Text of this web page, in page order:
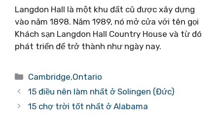
Langdon Hall là một khu đất cũ được xây dựng
vào năm 1898. Năm 1989, nó mở cửa với tên gọi
Khách sạn Langdon Hall Country House và từ đó
phát triển để trở thành như ngày nay.
Danh
mục
Cambridge,Ontario
15 điều nên làm nhất ở Solingen (Đức)
15 chợ trời tốt nhất ở Alabama